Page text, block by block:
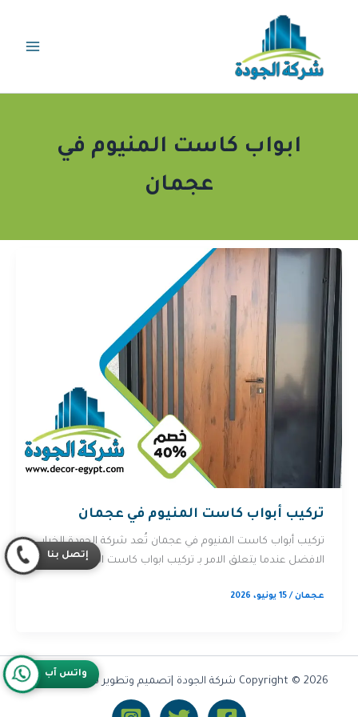
ابواب كاست المنيوم في
عجمان
تركيب أبواب كاست المنيوم في عجمان
تركيب أبواب كاست المنيوم في عجمان تُعد شركة الجودة الخيار
الافضل عندما يتعلق الامر بـ تركيب ابواب كاست المنيوم في […]
عجمان/15 يونيو، 2026
Copyright © 2026 شركة الجودة |تصميم وتطوير شركة Olymoo
واتس آب
إتصل بنا